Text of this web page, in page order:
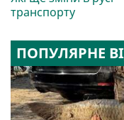
транспорту
ПОПУЛЯРНЕ